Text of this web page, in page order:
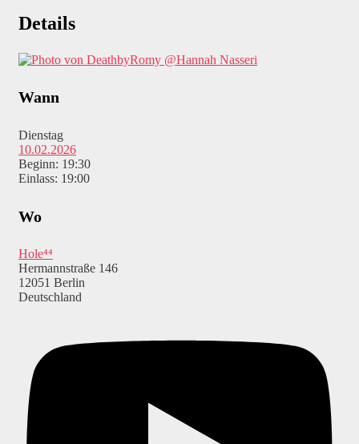
Details
@Hannah Nasseri
Wann
Dienstag
10.02.2026
Beginn: 19:30
Einlass: 19:00
Wo
Hole⁴⁴
Hermannstraße 146
12051 Berlin
Deutschland